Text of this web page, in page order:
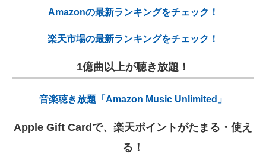
Amazonの最新ランキングをチェック！
楽天市場の最新ランキングをチェック！
1億曲以上が聴き放題！
音楽聴き放題「Amazon Music Unlimited」
Apple Gift Cardで、楽天ポイントがたまる・使え
る！